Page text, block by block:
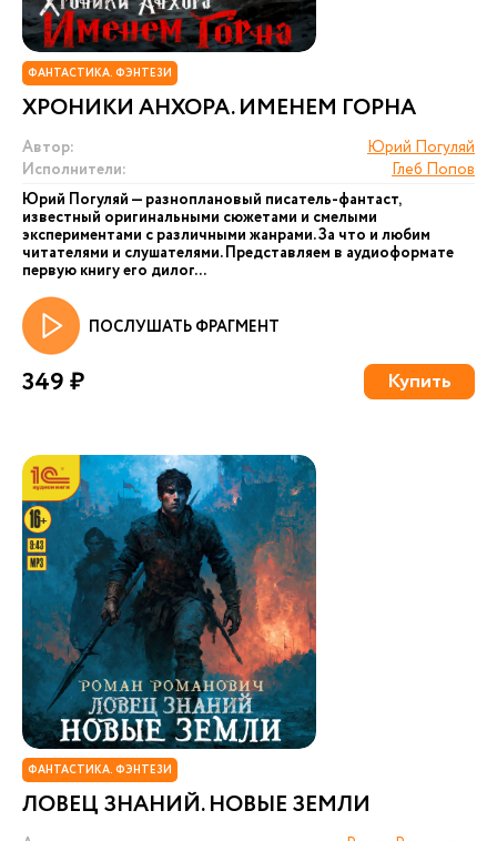
ФАНТАСТИКА. ФЭНТЕЗИ
ХРОНИКИ АНХОРА. ИМЕНЕМ ГОРНА
Автор:
Юрий Погуляй
Исполнители:
Глеб Попов
Юрий Погуляй — разноплановый писатель-фантаст,
известный оригинальными сюжетами и смелыми
экспериментами с различными жанрами. За что и любим
читателями и слушателями. Представляем в аудиоформате
первую книгу его дилог...
ПОСЛУШАТЬ ФРАГМЕНТ
349 ₽ Купить
ФАНТАСТИКА. ФЭНТЕЗИ
ЛОВЕЦ ЗНАНИЙ. НОВЫЕ ЗЕМЛИ